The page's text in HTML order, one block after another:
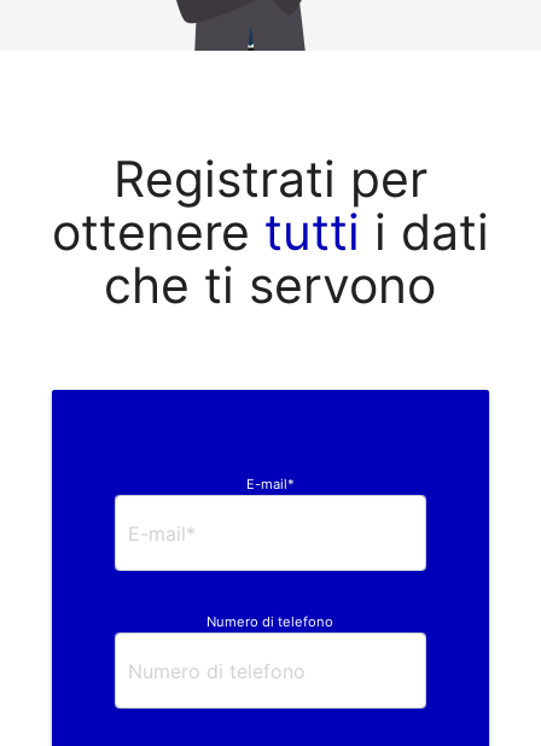
Registrati per
ottenere tutti i dati
che ti servono
E-mail*
Numero di telefono